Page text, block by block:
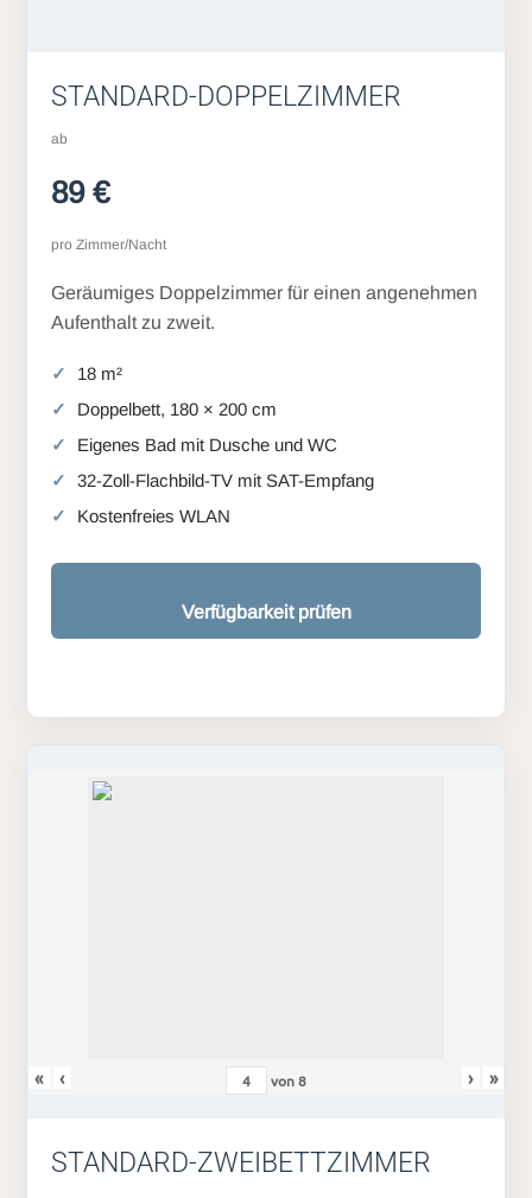
STANDARD-DOPPELZIMMER
ab
89 €
pro Zimmer/Nacht
Geräumiges Doppelzimmer für einen angenehmen
Aufenthalt zu zweit.
18 m²
Doppelbett, 180 × 200 cm
Eigenes Bad mit Dusche und WC
32-Zoll-Flachbild-TV mit SAT-Empfang
Kostenfreies WLAN
Verfügbarkeit prüfen
« ‹ von8 › »
STANDARD-ZWEIBETTZIMMER